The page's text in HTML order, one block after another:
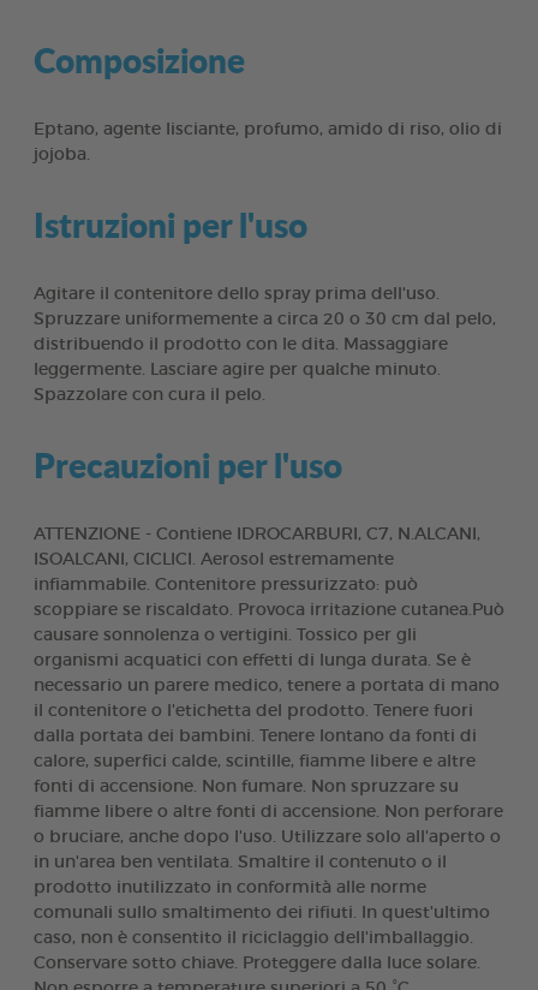
Composizione
Eptano, agente lisciante, profumo, amido di riso, olio di
jojoba.
Istruzioni per l'uso
Agitare il contenitore dello spray prima dell'uso.
Spruzzare uniformemente a circa 20 o 30 cm dal pelo,
distribuendo il prodotto con le dita. Massaggiare
leggermente. Lasciare agire per qualche minuto.
Spazzolare con cura il pelo.
Precauzioni per l'uso
ATTENZIONE - Contiene IDROCARBURI, C7, N.ALCANI,
ISOALCANI, CICLICI. Aerosol estremamente
infiammabile. Contenitore pressurizzato: può
scoppiare se riscaldato. Provoca irritazione cutanea.Può
causare sonnolenza o vertigini. Tossico per gli
organismi acquatici con effetti di lunga durata. Se è
necessario un parere medico, tenere a portata di mano
il contenitore o l'etichetta del prodotto. Tenere fuori
dalla portata dei bambini. Tenere lontano da fonti di
calore, superfici calde, scintille, fiamme libere e altre
fonti di accensione. Non fumare. Non spruzzare su
fiamme libere o altre fonti di accensione. Non perforare
o bruciare, anche dopo l'uso. Utilizzare solo all'aperto o
in un'area ben ventilata. Smaltire il contenuto o il
prodotto inutilizzato in conformità alle norme
comunali sullo smaltimento dei rifiuti. In quest'ultimo
caso, non è consentito il riciclaggio dell'imballaggio.
Conservare sotto chiave. Proteggere dalla luce solare.